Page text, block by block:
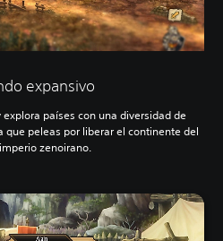
expansivo
explora países con una diversidad de
que peleas por liberar el continente del
zenoirano.